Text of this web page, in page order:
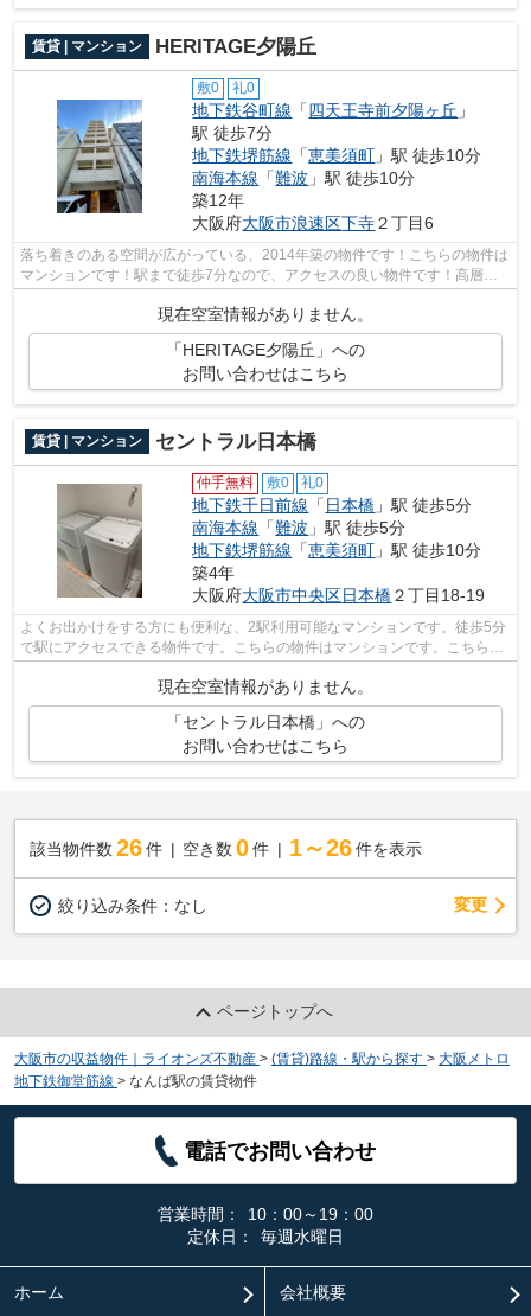
賃貸 | マンション HERITAGE夕陽丘
敷0 礼0
地下鉄谷町線 「四天王寺前夕陽ヶ丘 」
駅 徒歩7分
地下鉄堺筋線 「恵美須町 」駅 徒歩10分
南海本線 「難波 」駅 徒歩10分
築12年
大阪府大阪市浪速区下寺２丁目6
落ち着きのある空間が広がっている、2014年築の物件です！こちらの物件は
マンションです！駅まで徒歩7分なので、アクセスの良い物件です！高層建
築がお好きな方には10階建てのこちらの...
現在空室情報がありません。
「HERITAGE夕陽丘」への
お問い合わせはこちら
賃貸 | マンション セントラル日本橋
仲手無料 敷0 礼0
地下鉄千日前線 「 日本橋 」駅 徒歩5分
南海本線 「難波 」駅 徒歩5分
地下鉄堺筋線 「恵美須町 」駅 徒歩10分
築4年
大阪府大阪市中央区日本橋２丁目18-19
よくお出かけをする方にも便利な、2駅利用可能なマンションです。徒歩5分
で駅にアクセスできる物件です。こちらの物件はマンションです。こちらの
現在空室情報がありません。
「セントラル日本橋」への
お問い合わせはこちら
該当物件数 26件 空き数 0 件 1～26 件を表示
絞り込み条件： なし 変更
ページトップへ
大阪市の収益物件｜ライオンズ不動産 > (賃貸)路線・駅から探す > 大阪メトロ
地下鉄御堂筋線 > なんば駅の賃貸物件
電話でお問い合わせ
営業時間：
10：00～19：00
定休日：
毎週水曜日
ホーム 会社概要